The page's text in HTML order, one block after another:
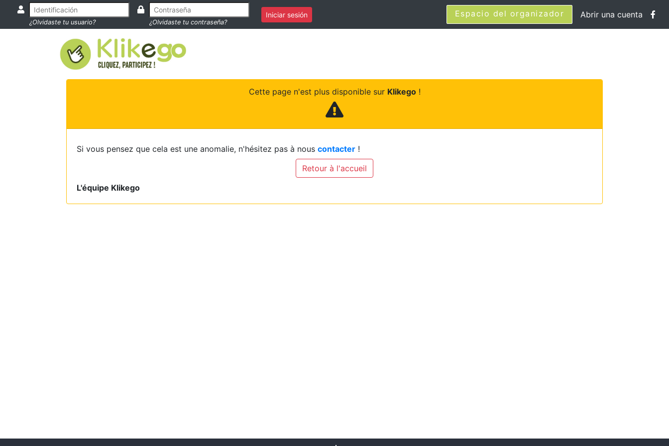
¿Olvidaste tu usuario? ¿Olvidaste tu contraseña?
Iniciar sesión Espacio del organizador Abrir una cuenta
Cette page n'est plus disponible sur Klikego!
Si vous pensez que cela est une anomalie, n'hésitez pas à nous contacter !
Retour à l'accueil
L'équipe Klikego